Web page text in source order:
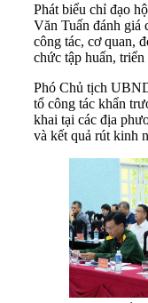
Phát biểu chỉ đạo
Văn Tuấn đánh giá
công tác, cơ quan,
chức tập huấn,
Phó Chủ tịch
tổ công tác khẩn
khai tại các địa
và kết quả rút kinh